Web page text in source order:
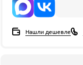
Нашли дешевле